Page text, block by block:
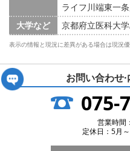
ライフ川端東一
大学など
京都府立医科大
表示の情報と現況に差異がある場合は現況優
お問い合わせ
075-
営業時間
定休日：5月